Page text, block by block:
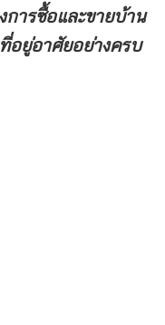
ารซื้อและขายบ้าน
อยู่อาศัยอย่างครบ